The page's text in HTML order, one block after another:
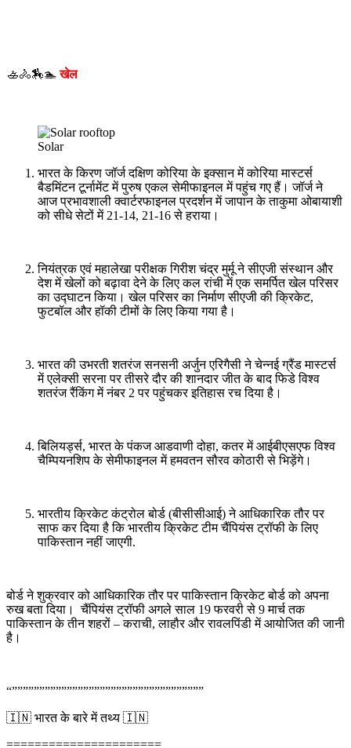
🚣🚴🏇🏊खेल
Solar
भारत के किरण जॉर्ज दक्षिण कोरिया के इक्सान में कोरिया मास्टर्स
बैडमिंटन टूर्नामेंट में पुरुष एकल सेमीफाइनल में पहुंच गए हैं। जॉर्ज ने
आज प्रभावशाली क्वार्टरफाइनल प्रदर्शन में जापान के ताकुमा ओबायाशी
को सीधे सेटों में 21-14, 21-16 से हराया।
नियंत्रक एवं महालेखा परीक्षक गिरीश चंद्र मुर्मू ने सीएजी संस्थान और
देश में खेलों को बढ़ावा देने के लिए कल रांची में एक समर्पित खेल परिसर
का उद्घाटन किया। खेल परिसर का निर्माण सीएजी की क्रिकेट,
फुटबॉल और हॉकी टीमों के लिए किया गया है।
भारत की उभरती शतरंज सनसनी अर्जुन एरिगैसी ने चेन्नई ग्रैंड मास्टर्स
में एलेक्सी सरना पर तीसरे दौर की शानदार जीत के बाद फिडे विश्व
शतरंज रैंकिंग में नंबर 2 पर पहुंचकर इतिहास रच दिया है।
बिलियर्ड्स, भारत के पंकज आडवाणी दोहा, कतर में आईबीएसएफ विश्व
चैम्पियनशिप के सेमीफाइनल में हमवतन सौरव कोठारी से भिड़ेंगे।
भारतीय क्रिकेट कंट्रोल बोर्ड (बीसीसीआई) ने आधिकारिक तौर पर
साफ कर दिया है कि भारतीय क्रिकेट टीम चैंपियंस ट्रॉफी के लिए
पाकिस्तान नहीं जाएगी.
बोर्ड ने शुक्रवार को आधिकारिक तौर पर पाकिस्तान क्रिकेट बोर्ड को अपना
रुख बता दिया। चैंपियंस ट्रॉफी अगले साल 19 फरवरी से 9 मार्च तक
पाकिस्तान के तीन शहरों – कराची, लाहौर और रावलपिंडी में आयोजित की जानी
है।
“”””””””””””””””””””””””””””””””””””
🇮🇳 भारत के बारे में तथ्य 🇮🇳
======================